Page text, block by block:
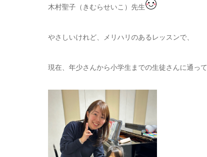
木村聖子（きむらせいこ）先生
やさしいけれど、メリハリのあるレッスンで、
現在、年少さんから小学生までの生徒さんに通っ